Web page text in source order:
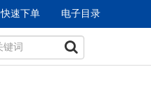
快速下单 电子目录